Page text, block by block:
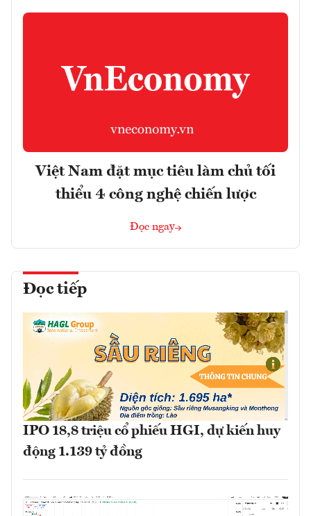
Việt Nam đặt mục tiêu làm chủ tối
thiểu 4 công nghệ chiến lược
Đọc ngay
Đọc tiếp
IPO 18,8 triệu cổ phiếu HGI, dự kiến huy
động 1.139 tỷ đồng